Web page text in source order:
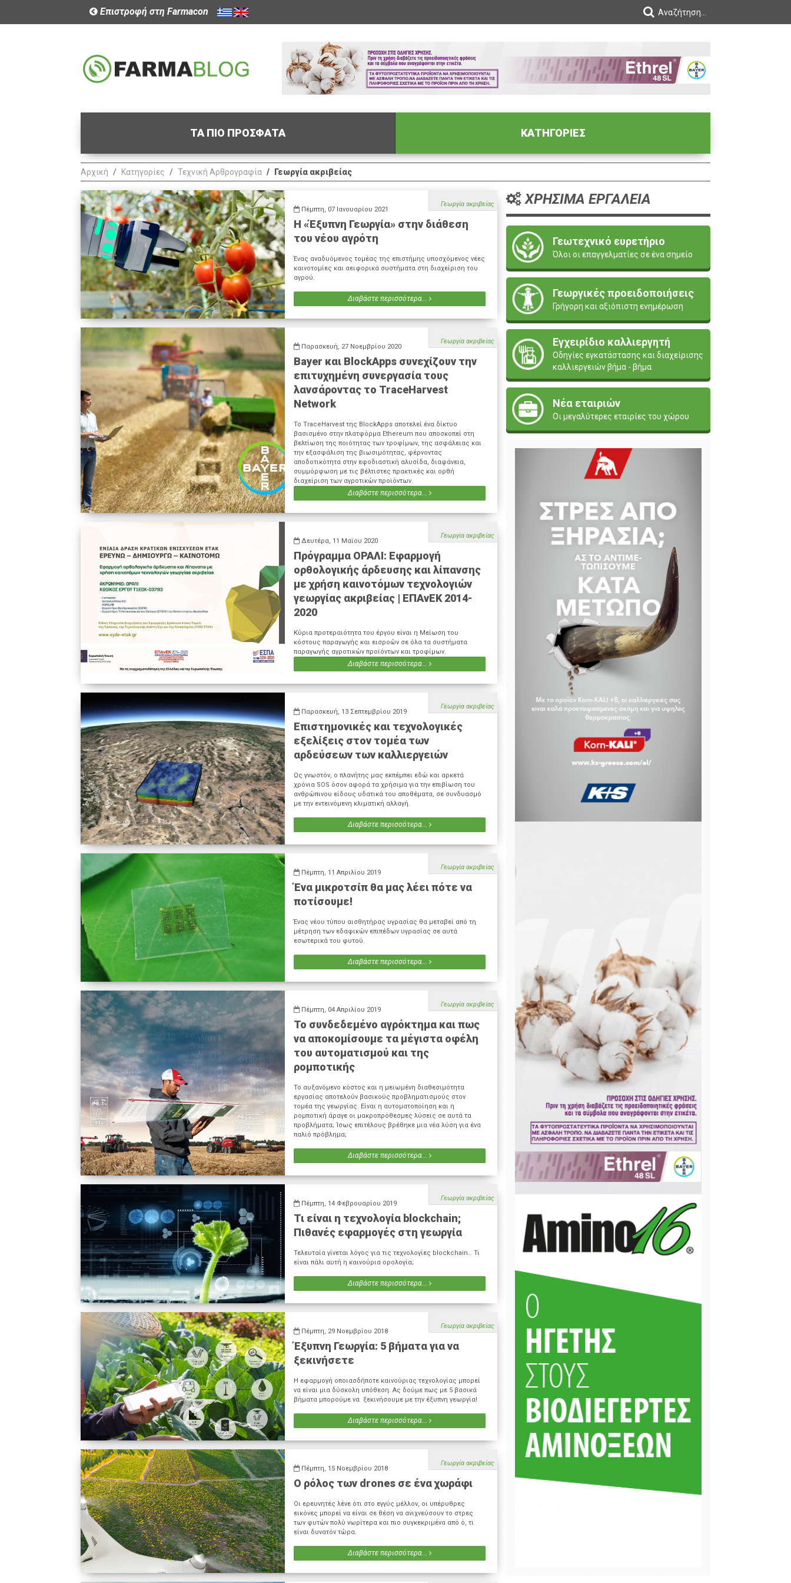
Επιστροφή στη Farmacon
ΤΑ ΠΙΟ ΠΡΟΣΦΑΤΑ ΚΑΤΗΓΟΡΙΕΣ
Αρχική Κατηγορίες Τεχνική Αρθρογραφία Γεωργία ακριβείας
Γεωργία ακριβείας
Πέμπτη, 07 Ιανουαρίου 2021
Η «Έξυπνη Γεωργία» στην διάθεση
του νέου αγρότη
Ένας αναδυόμενος τομέας της επιστήμης υποσχόμενος νέες
καινοτομίες και αειφορικά συστήματα στη διαχείριση του
αγρού.
Διαβάστε περισσότερα...
Γεωργία ακριβείας
Παρασκευή, 27 Νοεμβρίου 2020
Bayer και BlockApps συνεχίζουν την
επιτυχημένη συνεργασία τους
λανσάροντας το TraceHarvest
Network
To TraceHarvest της BlockApps αποτελεί ένα δίκτυο
βασισμένο στην πλατφόρμα Ethereum που αποσκοπεί στη
βελτίωση της ποιότητας των τροφίμων, της ασφάλειας και
την εξασφάλιση της βιωσιμότητας, φέρνοντας
αποδοτικότητα στην εφοδιαστική αλυσίδα, διαφάνεια,
συμμόρφωση με τις βέλτιστες πρακτικές και ορθή
διαχείριση των αγροτικών προϊόντων.
Διαβάστε περισσότερα...
Γεωργία ακριβείας
Δευτέρα, 11 Μαΐου 2020
Πρόγραμμα ΟΡΑΛΙ: Εφαρμογή
ορθολογικής άρδευσης και λίπανσης
με χρήση καινοτόμων τεχνολογιών
γεωργίας ακριβείας | ΕΠΑνΕΚ 2014-
2020
Κύρια προτεραιότητα του έργου είναι η Μείωση του
κόστους παραγωγής και εισροών σε όλα τα συστήματα
παραγωγής αγροτικών προϊόντων και τροφίμων.
Διαβάστε περισσότερα...
Γεωργία ακριβείας
Παρασκευή, 13 Σεπτεμβρίου 2019
Επιστημονικές και τεχνολογικές
εξελίξεις στον τομέα των
αρδεύσεων των καλλιεργειών
Ως γνωστόν, ο πλανήτης μας εκπέμπει εδώ και αρκετά
χρόνια SOS όσον αφορά τα χρήσιμα για την επιβίωση του
ανθρώπινου είδους υδατικά του αποθέματα, σε συνδυασμό
με την εντεινόμενη κλιματική αλλαγή.
Διαβάστε περισσότερα...
Γεωργία ακριβείας
Πέμπτη, 11 Απριλίου 2019
Ένα μικροτσίπ θα μας λέει πότε να
ποτίσουμε!
Ένας νέου τύπου αισθητήρας υγρασίας θα μεταβεί από τη
μέτρηση των εδαφικών επιπέδων υγρασίας σε αυτά
εσωτερικά του φυτού.
Διαβάστε περισσότερα...
Γεωργία ακριβείας
Πέμπτη, 04 Απριλίου 2019
Το συνδεδεμένο αγρόκτημα και πως
να αποκομίσουμε τα μέγιστα οφέλη
του αυτοματισμού και της
ρομποτικής
Το αυξανόμενο κόστος και η μειωμένη διαθεσιμότητα
εργασίας αποτελούν βασικούς προβληματισμούς στον
τομέα της γεωργίας. Είναι η αυτοματοποίηση και η
ρομποτική άραγε οι μακροπρόθεσμες λύσεις σε αυτά τα
προβλήματα; Ίσως επιτέλους βρέθηκε μια νέα λύση για ένα
παλιό πρόβλημα;
Διαβάστε περισσότερα...
Γεωργία ακριβείας
Πέμπτη, 14 Φεβρουαρίου 2019
Τι είναι η τεχνολογία blockchain;
Πιθανές εφαρμογές στη γεωργία
Τελευταία γίνεται λόγος για τις τεχνολογίες blockchain… Τι
είναι πάλι αυτή η καινούρια ορολογία;
Διαβάστε περισσότερα...
Γεωργία ακριβείας
Πέμπτη, 29 Νοεμβρίου 2018
Έξυπνη Γεωργία: 5 βήματα για να
ξεκινήσετε
Η εφαρμογή οποιασδήποτε καινούριας τεχνολογίας μπορεί
να είναι μια δύσκολη υπόθεση. Ας δούμε πως με 5 βασικά
βήματα μπορούμε να ξεκινήσουμε με την έξυπνη γεωργία!
Διαβάστε περισσότερα...
Γεωργία ακριβείας
Πέμπτη, 15 Νοεμβρίου 2018
Ο ρόλος των drones σε ένα χωράφι
Οι ερευνητές λένε ότι στο εγγύς μέλλον, οι υπέρυθρες
εικόνες μπορεί να είναι σε θέση να ανιχνεύσουν το στρες
των φυτών πολύ νωρίτερα και πιο συγκεκριμένα από ό, τι
είναι δυνατόν τώρα.
Διαβάστε περισσότερα...
ΧΡΗΣΙΜΑ ΕΡΓΑΛΕΙΑ
Γεωτεχνικό ευρετήριο
Όλοι οι επαγγελματίες σε ένα σημείο
Γεωργικές προειδοποιήσεις
Γρήγορη και αξιόπιστη ενημέρωση
Εγχειρίδιο καλλιεργητή
Οδηγίες εγκατάστασης και διαχείρισης
καλλιεργειών βήμα - βήμα
Νέα εταιριών
Οι μεγαλύτερες εταιρίες του χώρου